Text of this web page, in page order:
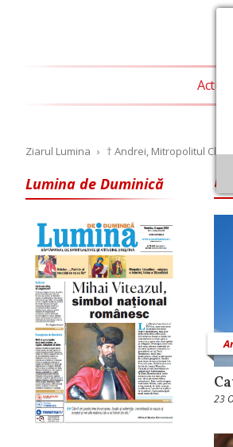
Ziarul Lumina › † Andrei, Mitropolitul
Lumina de Duminică
23
August Septembrie